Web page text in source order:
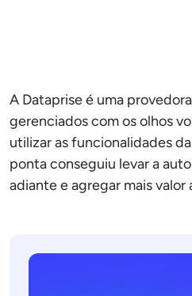
A Dataprise é uma
gerenciados com os olhos
utilizar as funcionalidades
ponta conseguiu levar a
adiante e agregar mais valor